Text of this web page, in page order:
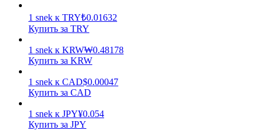
Стейкинг
1 snek к TRY₺0.01632
Купить за TRY
1 snek к KRW₩0.48178
Купить за KRW
1 snek к CAD$0.00047
Купить за CAD
1 snek к JPY¥0.054
Купить за JPY